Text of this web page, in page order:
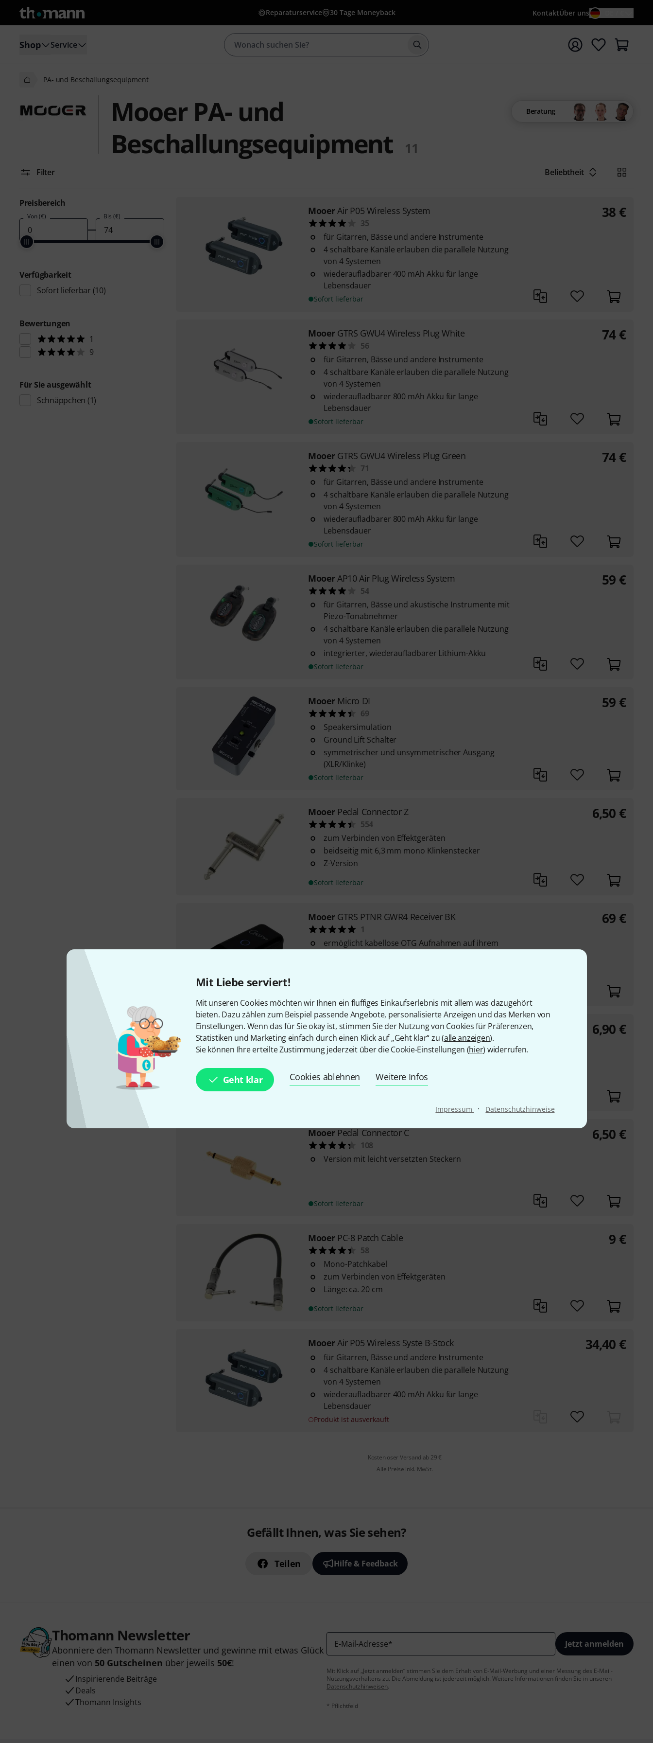
Mit Liebe serviert!
Mit unseren Cookies möchten wir Ihnen ein fluffiges Einkaufserlebnis mit allem was dazugehört
bieten. Dazu zählen zum Beispiel passende Angebote, personalisierte Anzeigen und das Merken von
Einstellungen. Wenn das für Sie okay ist, stimmen Sie der Nutzung von Cookies für Präferenzen,
Statistiken und Marketing einfach durch einen Klick auf „Geht klar“ zu (alle anzeigen).
Sie können Ihre erteilte Zustimmung jederzeit über die Cookie-Einstellungen (hier) widerrufen.
Geht klar Cookies ablehnen Weitere Infos
Impressum · Datenschutzhinweise
Reparaturservice 30 Tage Moneyback KontaktÜber uns
Shop Service Suche mit Suchwort {searchTerm} starten
PA- und Beschallungsequipment
Mooer PA- und
Beschallungsequipment
11
Beratung
Filter Beliebtheit
Preisbereich
Von (€) Bis (€)
Verfügbarkeit
Sofort lieferbar (10)
Bewertungen
1
9
Für Sie ausgewählt
Schnäppchen (1)
MooerAir P05 Wireless System
35
für Gitarren, Bässe und andere Instrumente
4 schaltbare Kanäle erlauben die parallele Nutzung
von 4 Systemen
wiederaufladbarer 400 mAh Akku für lange
Lebensdauer
Sofort lieferbar
38 €
Mooer GTRS GWU4 Wireless Plug White
56
für Gitarren, Bässe und andere Instrumente
4 schaltbare Kanäle erlauben die parallele Nutzung
von 4 Systemen
wiederaufladbarer 800 mAh Akku für lange
Lebensdauer
Sofort lieferbar
74 €
Mooer GTRS GWU4 Wireless Plug Green
71
für Gitarren, Bässe und andere Instrumente
4 schaltbare Kanäle erlauben die parallele Nutzung
von 4 Systemen
wiederaufladbarer 800 mAh Akku für lange
Lebensdauer
Sofort lieferbar
74 €
MooerAP10 Air Plug Wireless System
54
für Gitarren, Bässe und akustische Instrumente mit
Piezo-Tonabnehmer
4 schaltbare Kanäle erlauben die parallele Nutzung
von 4 Systemen
integrierter, wiederaufladbarer Lithium-Akku
Sofort lieferbar
59 €
Mooer Micro DI
69
Speakersimulation
Ground Lift Schalter
symmetrischer und unsymmetrischer Ausgang
(XLR/Klinke)
Sofort lieferbar
59 €
Mooer Pedal Connector Z
554
zum Verbinden von Effektgeräten
beidseitig mit 6,3 mm mono Klinkenstecker
Z-Version
Sofort lieferbar
6,50 €
Mooer GTRS PTNR GWR4 Receiver BK
1
ermöglicht kabellose OTG Aufnahmen auf ihrem
69 €
Mooer Pedal Connector S
132
Version mit gerade angeordneten Steckern
6,90 €
Mooer Pedal Connector C
108
Version mit leicht versetzten Steckern
Sofort lieferbar
6,50 €
Mooer PC-8 Patch Cable
58
Mono-Patchkabel
zum Verbinden von Effektgeräten
Länge: ca. 20 cm
Sofort lieferbar
9 €
MooerAir P05 Wireless Syste B-Stock
für Gitarren, Bässe und andere Instrumente
4 schaltbare Kanäle erlauben die parallele Nutzung
von 4 Systemen
wiederaufladbarer 400 mAh Akku für lange
Lebensdauer
Produkt ist ausverkauft
34,40 €
Kostenloser Versand ab 29 €
Alle Preise inkl. MwSt.
Gefällt Ihnen, was Sie sehen?
Teilen Hilfe & Feedback
Thomann Newsletter
Abonniere den Thomann Newsletter und gewinne mit etwas Glück
einen von 50 Gutscheinen über jeweils 50€!
Inspirierende Beiträge
Deals
Thomann Insights
E-Mail-Adresse* Jetzt anmelden
Mit Klick auf „Jetzt anmelden“ stimmen Sie dem Erhalt von E-Mail-Werbung und einer Messung des E-Mail-
Nutzungsverhaltens zu. Die Abmeldung ist jederzeit möglich. Weitere Informationen finden Sie in unseren
Datenschutzhinweisen.
* Pflichtfeld